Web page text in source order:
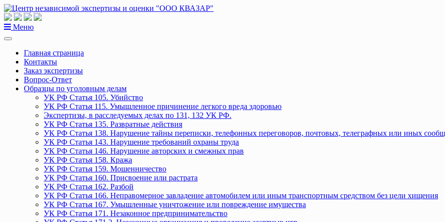
Перейти
к
содержанию
Меню
Главная страница
Контакты
Заказ экспертизы
Вопрос-Ответ
Образцы по уголовным делам
УК РФ Статья 105. Убийство
УК РФ Статья 115. Умышленное причинение легкого вреда здоровью
Экспертизы, в расследуемых делах по 131, 132 УК РФ.
УК РФ Статья 135. Развратные действия
УК РФ Статья 138. Нарушение тайны переписки, телефонных переговоров, почтовых, телеграфных или иных
УК РФ Статья 143. Нарушение требований охраны труда
УК РФ Статья 146. Нарушение авторских и смежных прав
УК РФ Статья 158. Кража
УК РФ Статья 159. Мошенничество
УК РФ Статья 160. Присвоение или растрата
УК РФ Статья 162. Разбой
УК РФ Статья 166. Неправомерное завладение автомобилем или иным транспортным средством без цели хищения
УК РФ Статья 167. Умышленные уничтожение или повреждение имущества
УК РФ Статья 171. Незаконное предпринимательство